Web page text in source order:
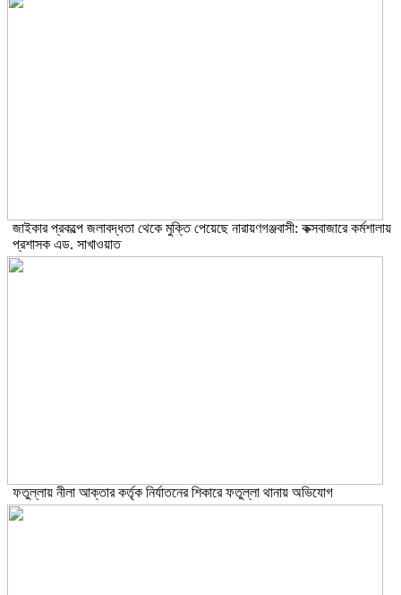
জাইকার প্রকল্পে জলাবদ্ধতা থেকে মুক্তি পেয়েছে নারায়ণগঞ্জবাসী: কক্সবাজারে কর্মশালায়
প্রশাসক এড. সাখাওয়াত
ফতুল্লায় নীলা আক্তার কর্তৃক নির্যাতনের শিকারে ফতুল্লা থানায় অভিযোগ